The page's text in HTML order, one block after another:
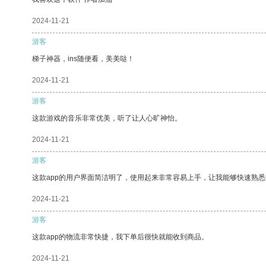
2024-11-21
游客
梯子神器，ins随便看，美美哒！
2024-11-21
游客
这款游戏的音乐非常优美，听了让人心旷神怡。
2024-11-21
游客
这款app的用户界面简洁明了，使用起来非常容易上手，让我能够快速熟
2024-11-21
游客
这款app的物流非常快捷，我下单后很快就能收到商品。
2024-11-21